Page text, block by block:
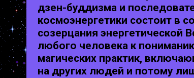
дзен-буддизма и
космоэнергетики состоит в
созерцания энергетической
любого человека к
магических практик,
на других людей и потому